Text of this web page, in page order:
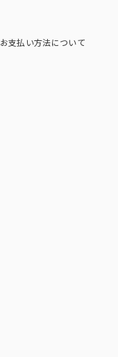
お支払い方法について